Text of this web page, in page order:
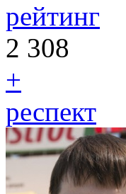
рейтинг
2 308
+
респект